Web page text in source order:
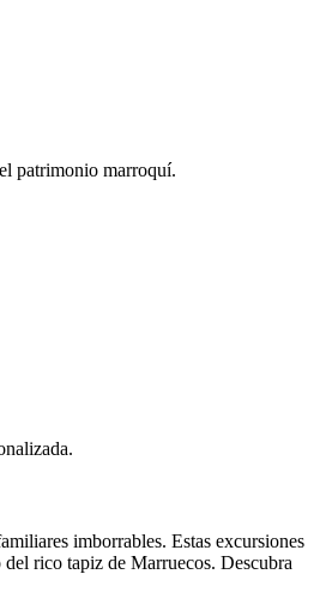
patrimonio marroquí.
imborrables. Estas excursiones
rico tapiz de Marruecos. Descubra